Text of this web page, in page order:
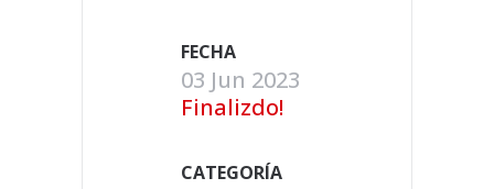
FECHA
03 Jun 2023
Finalizdo!
CATEGORÍA